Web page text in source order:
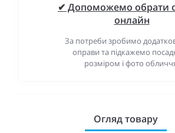
✔ Допоможемо обрати
онлайн
За потреби зробимо
оправи та підкажемо
розміром і фото
Огляд товару